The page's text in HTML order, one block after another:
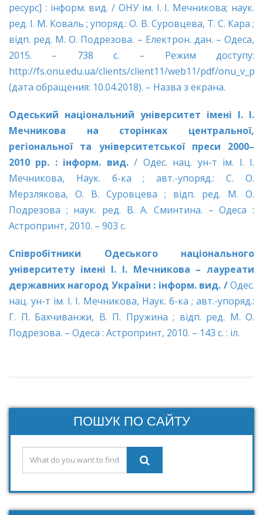
ресурс] : інформ. вид. / ОНУ ім. І. І. Мечникова; наук.
ред. І. М. Коваль ; упоряд.: О. В. Суровцева, Т. С. Кара ;
відп. ред. М. О. Подрезова. – Електрон. дан. – Одеса,
2015. – 738 с. – Режим доступу:
http://fs.onu.edu.ua/clients/client11/web11/pdf/
(дата обращения: 10.04.2018). – Назва з екрана.
Одеський нацiональний унiверситет iменi I. I.
Мечникова на сторiнках центральної,
регiональної та унiверситетської преси 2000–
2010 рр. : iнформ. вид./ Одес. нац. ун-т ім. І. І.
Мечникова, Наук. б-ка ; авт.-упоряд.: С. О.
Мерзлякова, О. В. Суровцева ; вiдп. ред. М. О.
Подрезова ; наук. ред. В. А. Сминтина. – Одеса :
Астропринт, 2010. – 903 с.
Співробітники Одеського національного
університету імені І. І. Мечникова – лауреати
державних нагород України : інформ. вид. /Одес.
нац. ун-т ім. І. І. Мечникова, Наук. б-ка ; авт.-упоряд.:
Г. П. Бахчиванжи, В. П. Пружина ; відп. ред. М. О.
Подрезова. – Одеса : Астропринт, 2010. – 143 с. : іл.
ПОШУК ПО САЙТУ